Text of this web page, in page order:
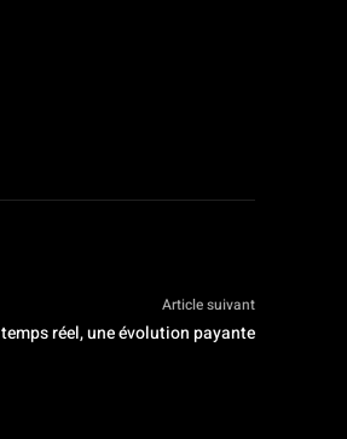
Article suivant
réel, une évolution payante